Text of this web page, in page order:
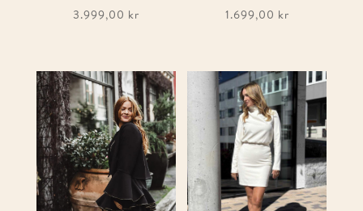
3.999,00 kr 1.699,00 kr